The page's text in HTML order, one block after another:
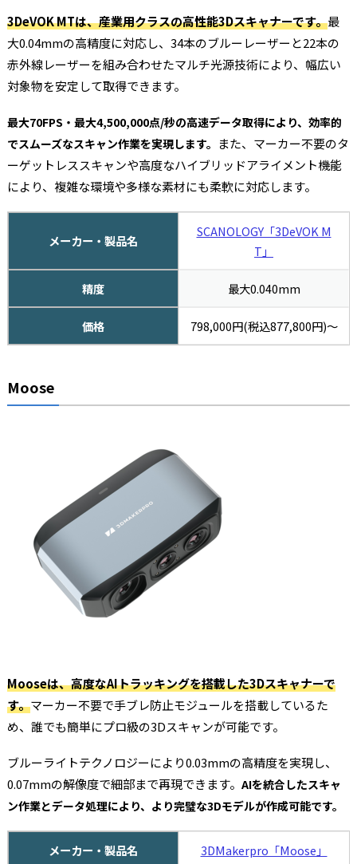
3DeVOK MTは、産業用クラスの高性能3Dスキャナーです。最
大0.04mmの高精度に対応し、34本のブルーレーザーと22本の
赤外線レーザーを組み合わせたマルチ光源技術により、幅広い
対象物を安定して取得できます。
最大70FPS・最大4,500,000点/秒の高速データ取得により、効率的
でスムーズなスキャン作業を実現します。 また、マーカー不要のタ
ーゲットレススキャンや高度なハイブリッドアライメント機能
により、複雑な環境や多様な素材にも柔軟に対応します。
メーカー・製品名
SCANOLOGY「3DeVOK M
T」
精度 最大0.040mm
価格 798,000円(税込877,800円)〜
Moose
Mooseは、高度なAIトラッキングを搭載した3Dスキャナーで
す。マーカー不要で手ブレ防止モジュールを搭載しているた
め、誰でも簡単にプロ級の3Dスキャンが可能です。
ブルーライトテクノロジーにより0.03mmの高精度を実現し、
0.07mmの解像度で細部まで再現できます。 AIを統合したスキャ
ン作業とデータ処理により、より完璧な3Dモデルが作成可能です。
メーカー・製品名 3DMakerpro「Moose」